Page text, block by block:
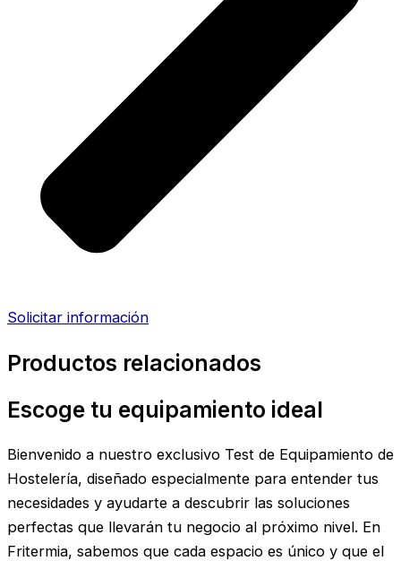
Solicitar información
Productos relacionados
Escoge tu equipamiento ideal
Bienvenido a nuestro exclusivo Test de Equipamiento de
Hostelería, diseñado especialmente para entender tus
necesidades y ayudarte a descubrir las soluciones
perfectas que llevarán tu negocio al próximo nivel. En
Fritermia, sabemos que cada espacio es único y que el